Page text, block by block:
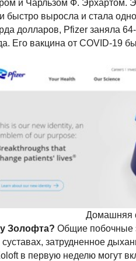
и Чарльзом Ф. Эрхартом.
быстро выросла и стала
долларов, Pfizer заняла
Его вакцина от COVID-19
Домашняя
Золофта? Общие побочные
затрудненное
в первую неделю могут